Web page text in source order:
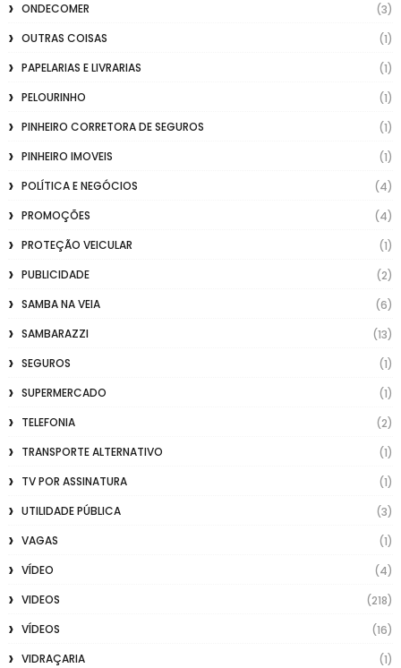
ONDECOMER
(3)
OUTRAS COISAS
(1)
PAPELARIAS E LIVRARIAS
(1)
PELOURINHO
(1)
PINHEIRO CORRETORA DE SEGUROS
(1)
PINHEIRO IMOVEIS
(1)
POLÍTICA E NEGÓCIOS
(4)
PROMOÇÕES
(4)
PROTEÇÃO VEICULAR
(1)
PUBLICIDADE
(2)
SAMBA NA VEIA
(6)
SAMBARAZZI
(13)
SEGUROS
(1)
SUPERMERCADO
(1)
TELEFONIA
(2)
TRANSPORTE ALTERNATIVO
(1)
TV POR ASSINATURA
(1)
UTILIDADE PÚBLICA
(3)
VAGAS
(1)
VÍDEO
(4)
VIDEOS
(218)
VÍDEOS
(16)
VIDRAÇARIA
(1)